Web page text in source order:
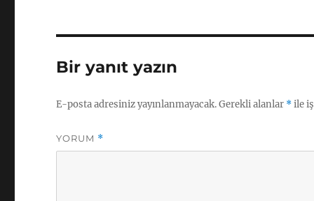
Bir yanıt yazın
E-posta adresiniz yayınlanmayacak.Gerekli alanlar *ile
YORUM *